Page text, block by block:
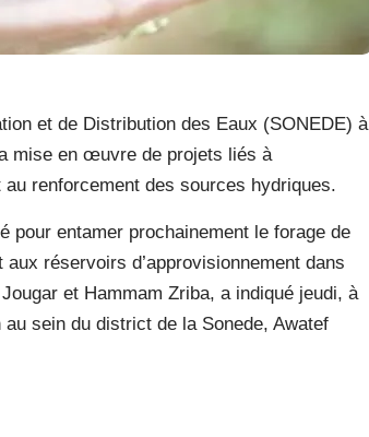
et de Distribution des Eaux (SONEDE) à
mise en œuvre de projets liés à
renforcement des sources hydriques.
pour entamer prochainement le forage de
réservoirs d’approvisionnement dans
et Hammam Zriba, a indiqué jeudi, à
sein du district de la Sonede, Awatef